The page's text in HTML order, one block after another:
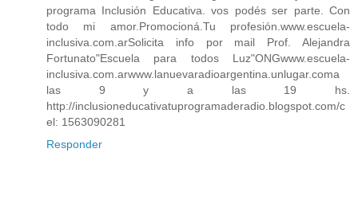
programa Inclusión Educativa. vos podés ser parte. Con
todo mi amor.Promocioná.Tu profesión.www.escuela-
inclusiva.com.arSolicita info por mail Prof. Alejandra
Fortunato"Escuela para todos Luz"ONGwww.escuela-
inclusiva.com.arwww.lanuevaradioargentina.unlugar.coma
las 9 y a las 19 hs.
http://inclusioneducativatuprogramaderadio.blogspot.com/c
el: 1563090281
Responder